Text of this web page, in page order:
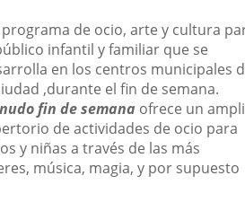
una
aplicación
externa.
una
aplicación
externa.
una
de ocio, arte y cultura
infantil y familiar que se
en los centros municipales
,durante el fin de semana.
fin de semana ofrece un
de actividades de ocio para
y niñas a través de las más
música, magia, y por supuesto